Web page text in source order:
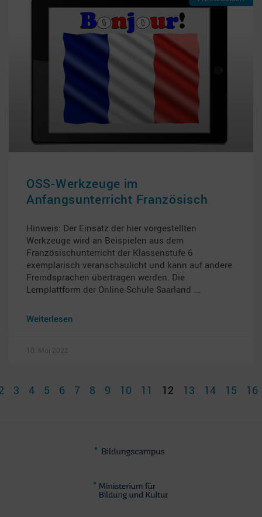
OSS-Werkzeuge im
Anfangsunterricht Französisch
Hinweis: Der Einsatz der hier vorgestellten
Werkzeuge wird an Beispielen aus dem
Französischunterricht der Klassenstufe 6
exemplarisch veranschaulicht und kann auf andere
Fremdsprachen übertragen werden. Die
Lernplattform der Online-Schule Saarland
Weiterlesen
10. Mai 2022
3 4 5 6 7 8 9 10 11 12 13 14 15 16